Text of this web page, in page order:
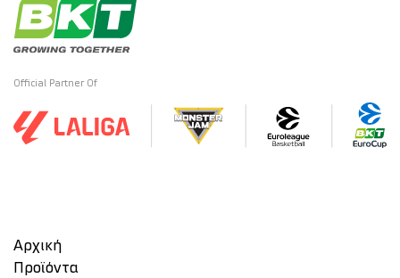
Official Partner Of
Αρχική
Προϊόντα